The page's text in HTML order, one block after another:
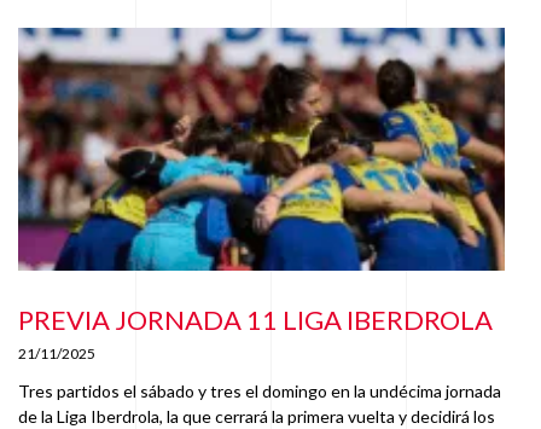
PREVIA JORNADA 11 LIGA IBERDROLA
21/11/2025
Tres partidos el sábado y tres el domingo en la undécima jornada
de la Liga Iberdrola, la que cerrará la primera vuelta y decidirá los